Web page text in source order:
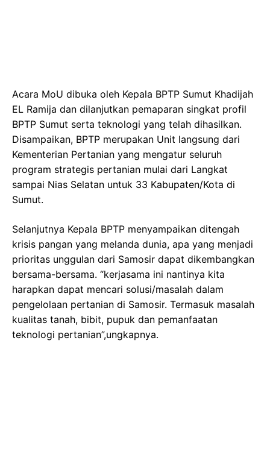
Acara MoU dibuka oleh Kepala BPTP Sumut Khadijah
EL Ramija dan dilanjutkan pemaparan singkat profil
BPTP Sumut serta teknologi yang telah dihasilkan.
Disampaikan, BPTP merupakan Unit langsung dari
Kementerian Pertanian yang mengatur seluruh
program strategis pertanian mulai dari Langkat
sampai Nias Selatan untuk 33 Kabupaten/Kota di
Sumut.
Selanjutnya Kepala BPTP menyampaikan ditengah
krisis pangan yang melanda dunia, apa yang menjadi
prioritas unggulan dari Samosir dapat dikembangkan
bersama-bersama. “kerjasama ini nantinya kita
harapkan dapat mencari solusi/masalah dalam
pengelolaan pertanian di Samosir. Termasuk masalah
kualitas tanah, bibit, pupuk dan pemanfaatan
teknologi pertanian”,ungkapnya.